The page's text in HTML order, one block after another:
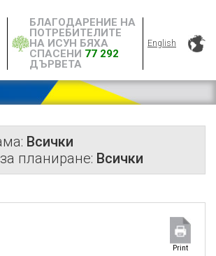
БЛАГОДАРЕНИЕ НА
ПОТРЕБИТЕЛИТЕ
НА ИСУН БЯХА
СПАСЕНИ 77 292
ДЪРВЕТА
English
Всички
планиране: Всички
Print